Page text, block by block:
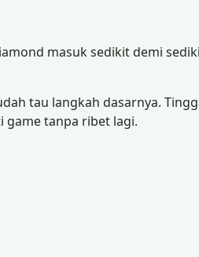
masuk sedikit demi
tau langkah dasarnya.
game tanpa ribet lagi.